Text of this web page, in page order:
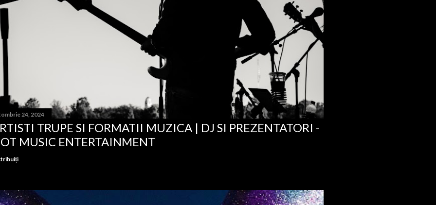
24, 2024
TRUPE SI FORMATII MUZICA | DJ SI PREZENTATORI -
MUSIC ENTERTAINMENT